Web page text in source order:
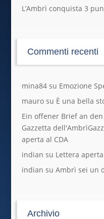
L’Ambrì conquista 3
Commenti recenti
mina84su Emozione
maurosu È una bella
Ein offener Brief an
Gazzetta
aperta al CDA
indian su Lettera
indian su Ambrì sei un
Archivio